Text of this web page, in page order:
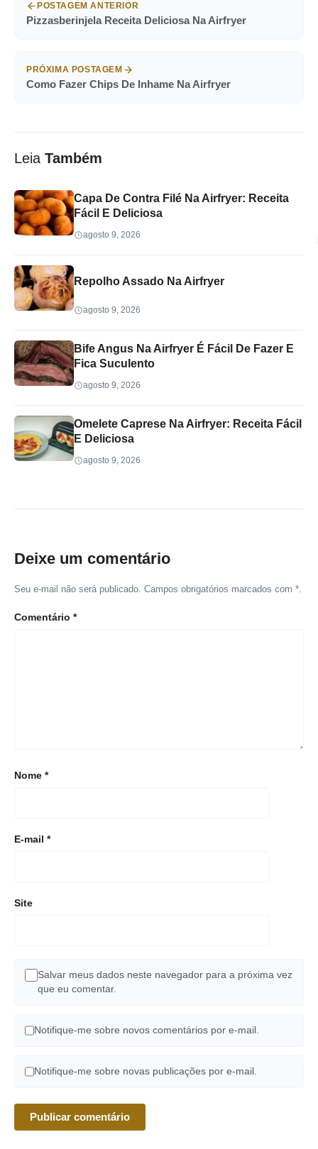
POSTAGEM ANTERIOR
Pizzasberinjela Receita Deliciosa Na Airfryer
PRÓXIMA POSTAGEM
Como Fazer Chips De Inhame Na Airfryer
Leia Também
Capa De Contra Filé Na Airfryer: Receita
Fácil E Deliciosa
agosto 9, 2026
Repolho Assado Na Airfryer
agosto 9, 2026
Bife Angus Na Airfryer É Fácil De Fazer E
Fica Suculento
agosto 9, 2026
Omelete Caprese Na Airfryer: Receita Fácil
E Deliciosa
agosto 9, 2026
Deixe um comentário
Seu e-mail não será publicado. Campos obrigatórios marcados com *.
Comentário *
Nome *
E-mail *
Site
Salvar meus dados neste navegador para a próxima vez
que eu comentar.
Notifique-me sobre novos comentários por e-mail.
Notifique-me sobre novas publicações por e-mail.